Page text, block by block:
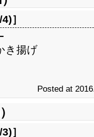
4)］
き揚げ
Posted at
3)］